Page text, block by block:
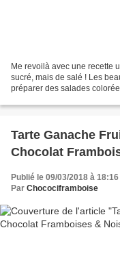
Me revoilà avec une recette
sucré, mais de salé ! Les
préparer des salades
Tarte Ganache
Chocolat
Publié le 09/03/2018 à 18:16
Par Chocociframboise